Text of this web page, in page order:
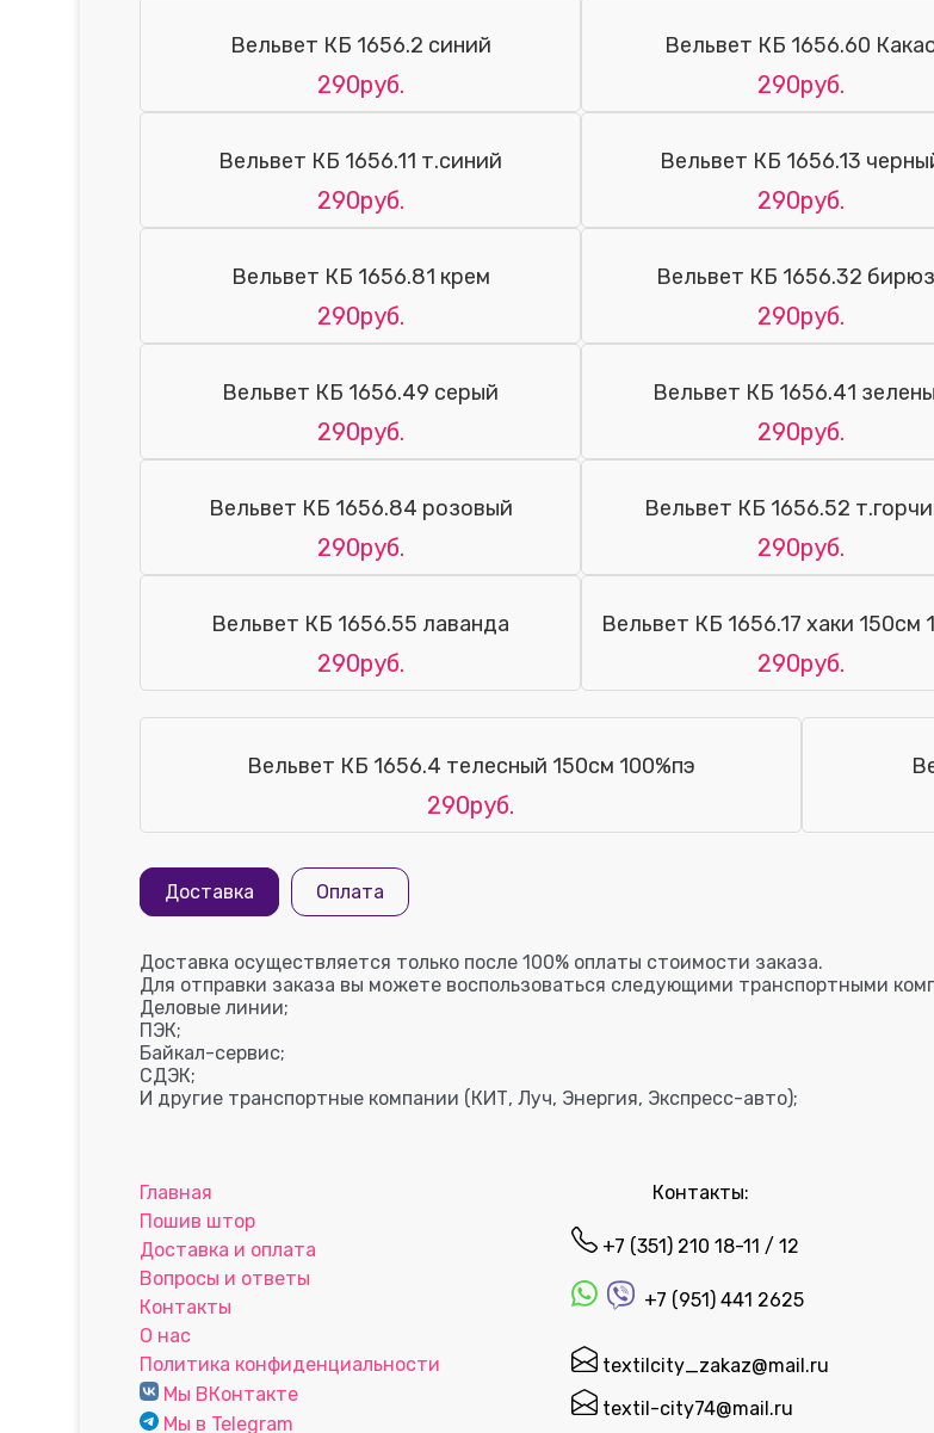
Вельвет КБ 1656.2 синий
290руб.
Вельвет КБ 1656.60
290руб.
Вельвет КБ 1656.11 т.синий
290руб.
Вельвет КБ 1656.13
290руб.
Вельвет КБ 1656.81 крем
290руб.
Вельвет КБ 1656.32
290руб.
Вельвет КБ 1656.49 серый
290руб.
Вельвет КБ 1656.41
290руб.
Вельвет КБ 1656.84 розовый
290руб.
Вельвет КБ 1656.52
290руб.
Вельвет КБ 1656.55 лаванда
290руб.
Вельвет КБ 1656.17 хаки 150см
290руб.
Вельвет КБ 1656.4 телесный 150см 100%пэ
290руб.
Доставка Оплата
Доставка осуществляется только после 100% оплаты стоимости заказа.
Для отправки заказа вы можете воспользоваться следующими транспортными
Деловые линии;
ПЭК;
Байкал-сервис;
СДЭК;
И другие транспортные компании (КИТ, Луч, Энергия, Экспресс-авто);
Главная
Пошив штор
Доставка и оплата
Вопросы и ответы
Контакты
О нас
Политика конфиденциальности
Мы ВКонтакте
Мы в Telegram
Контакты:
+7 (351) 210 18-11 / 12
+7 (951) 441 2625
textilcity_zakaz@mail.ru
textil-city74@mail.ru